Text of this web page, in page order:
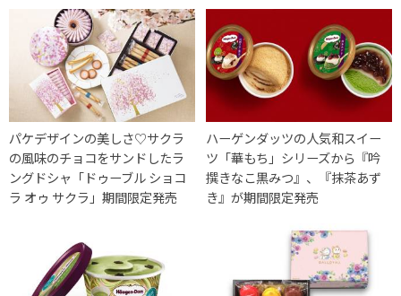
パケデザインの美しさ♡サクラ
の風味のチョコをサンドしたラ
ングドシャ「ドゥーブル ショコ
ラ オゥ サクラ」期間限定発売
ハーゲンダッツの人気和スイー
ツ「華もち」シリーズから『吟
撰きなこ黒みつ』、『抹茶あず
き』が期間限定発売